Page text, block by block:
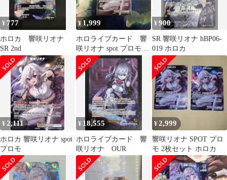
¥ 777
ホロカ 響咲リオナ
SR 2nd
¥ 1,999
ホロライブカード 響
咲リオナ spot プロモ
SR
¥900
SR 響咲リオナ hBP06-
019 ホロカ
¥ 2,111
ホロカ 響咲リオナ spot
プロモ
¥ 18,555
ホロライブカード 響
咲リオナ OUR
¥2,999
響咲リオナ SPOT プロ
モ 2枚セット ホロカ